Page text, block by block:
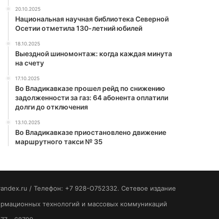
20.10.2025
Национальная научная библиотека Северной
Осетии отметила 130-летний юбилей
18.10.2025
Выездной шиномонтаж: когда каждая минута
на счету
17.10.2025
Во Владикавказе прошел рейд по снижению
задолженности за газ: 64 абонента оплатили
долги до отключения
13.10.2025
Во Владикавказе приостановлено движение
маршрутного такси № 35
/ Телефон: +7 928-O752332. Сетевое издание
технологий и массовых коммуникаций